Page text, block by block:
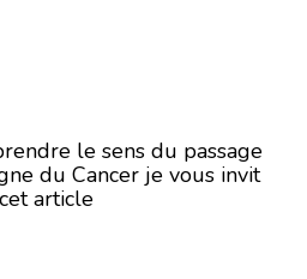
le sens du passage
du Cancer je vous invit
article